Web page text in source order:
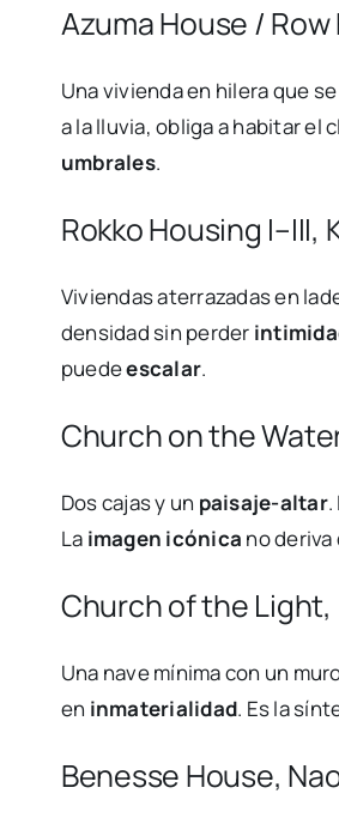
Azuma House /
Una vivienda en hilera que se
a la lluvia, obliga a habitar el
umbrales.
Rokko Housing I–III,
Viviendas aterrazadas en
densidad sin perder
puedeescalar.
Church on the
Dos cajas y un paisaje-altar.
La imagen icónica no
Church of the Light,
Una nave mínima con un
en inmaterialidad. Es la
Benesse House,